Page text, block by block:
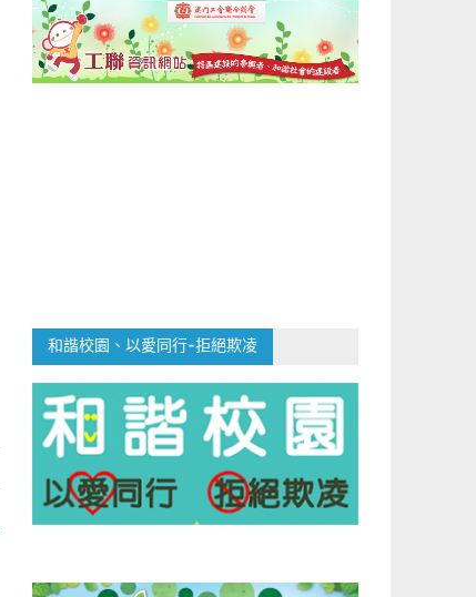
和諧校園、以愛同行-拒絕欺凌